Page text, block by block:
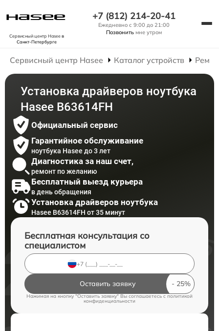
Сервисный центр Haseeв
Санкт-Петербурге
+7 (812) 214-20-41
Ежедневно с 9:00 до 21:00
Позвонить мне утром
Сервисный центр Hasee Каталог устройств
Установка драйверов ноутбука
Hasee B63614FH
Официальный сервис
Гарантийное обслуживание
ноутбука Hasee до 3 лет
Диагностика за наш счет,
ремонт по желанию
Бесплатный выезд курьера
в день обращения
Установка драйверов ноутбука
Hasee B63614FH от 35 минут
Бесплатная консультация со
специалистом
Оставить заявку
Нажимая на кнопку "Оставить заявку" Вы соглашаетесь cполитикой
конфиденциальности